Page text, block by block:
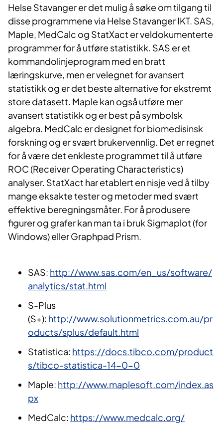
Helse Stavanger er det mulig å søke om tilgang til
disse programmene via Helse Stavanger IKT. SAS,
Maple, MedCalc og StatXact er veldokumenterte
programmer for å utføre statistikk. SAS er et
kommandolinjeprogram med en bratt
læringskurve, men er velegnet for avansert
statistikk og er det beste alternative for ekstremt
store datasett. Maple kan også utføre mer
avansert statistikk og er best på symbolsk
algebra. MedCalc er designet for biomedisinsk
forskning og er svært brukervennlig. Det er regnet
for å være det enkleste programmet til å utføre
ROC (Receiver Operating Characteristics)
analyser. StatXact har etablert en nisje ved å tilby
mange eksakte tester og metoder med svært
effektive beregningsmåter. For å produsere
figurer og grafer kan man ta i bruk Sigmaplot (for
Windows) eller Graphpad Prism.
SAS: http://www.sas.com/en_us/software/
analytics/stat.html
S-Plus
(S+): http://www.solutionmetrics.com.au/pr
oducts/splus/default.html
Statistica: https://docs.tibco.com/product
s/tibco-statistica-14-0-0
Maple: http://www.maplesoft.com/index.as
px
MedCalc: https://www.medcalc.org/